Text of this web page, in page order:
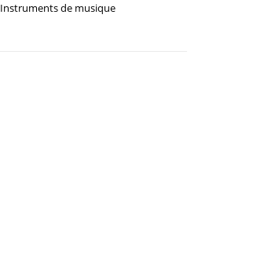
Instruments de musique